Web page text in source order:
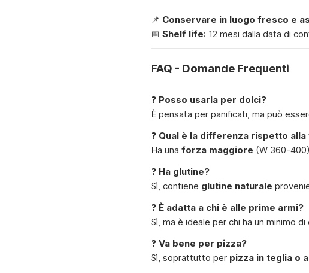
📌 Conservare in luogo fresco e
📅 Shelf life: 12 mesi dalla data di
FAQ - Domande Frequenti
❓ Posso usarla per dolci?
È pensata per panificati, ma può
❓ Qual è la differenza rispetto alla
Ha una forza maggiore (W 360-
❓ Ha glutine?
Sì, contiene glutine naturale
❓ È adatta a chi è alle prime armi?
Sì, ma è ideale per chi ha un minimo
❓ Va bene per pizza?
Sì, soprattutto per pizza in teglia o